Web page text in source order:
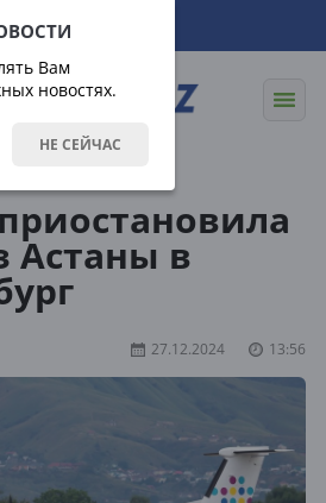
Вам
новостях.
НЕ СЕЙЧАС
Астаны в
27.12.2024 13:56